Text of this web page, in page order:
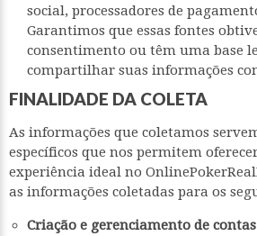
social, processadores de
Garantimos que essas fontes
consentimento ou têm uma base
compartilhar suas informações
FINALIDADE DA COLETA
As informações que coletamos
específicos que nos permitem
experiência ideal no
as informações coletadas para os
Criação e gerenciamento de